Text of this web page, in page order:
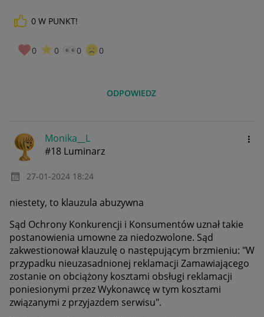
0 W PUNKT!
0 0 0 0
ODPOWIEDZ
Monika__L
#18 Luminarz
‎27-01-2024 18:24
niestety, to klauzula abuzywna
Sąd Ochrony Konkurencji i Konsumentów uznał takie
postanowienia umowne za niedozwolone. Sąd
zakwestionował klauzulę o następującym brzmieniu: "W
przypadku nieuzasadnionej reklamacji Zamawiającego
zostanie on obciążony kosztami obsługi reklamacji
poniesionymi przez Wykonawcę w tym kosztami
związanymi z przyjazdem serwisu".